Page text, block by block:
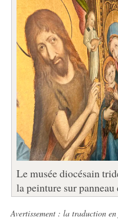
Le musée diocésain
la peinture sur
Avertissement : la traduction